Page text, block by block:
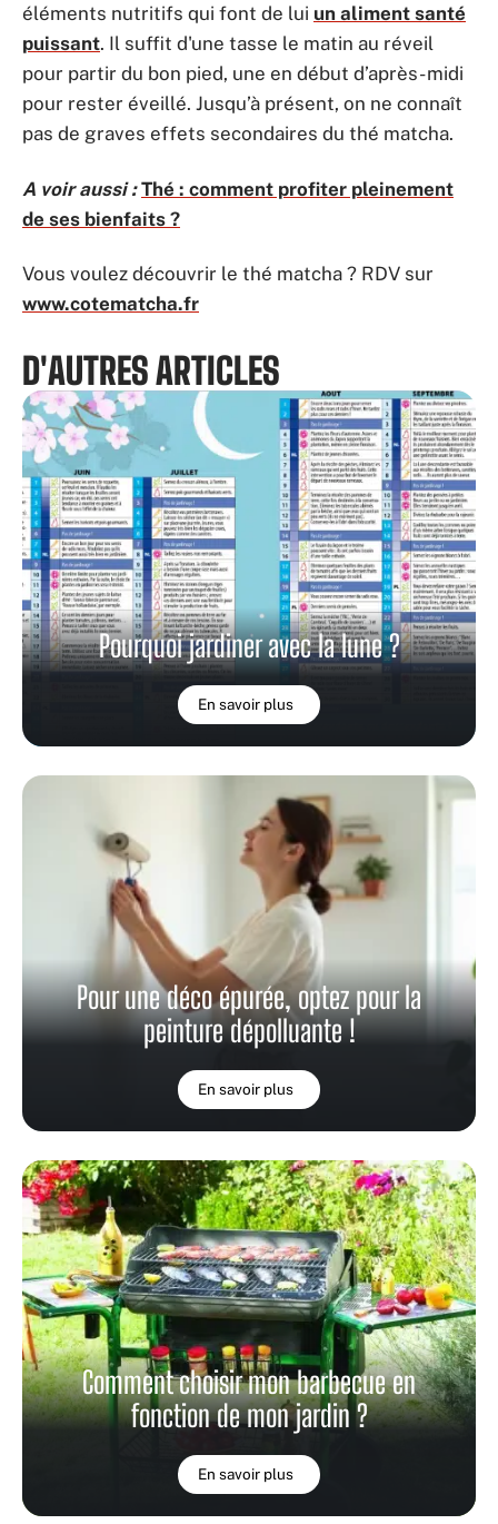
éléments nutritifs qui font de lui un aliment santé
puissant. Il suffit d'une tasse le matin au réveil
pour partir du bon pied, une en début d’après- midi
pour rester éveillé. Jusqu’à présent, on ne connaît
pas de graves effets secondaires du thé matcha.
A voir aussi : Thé : comment profiter pleinement
de ses bienfaits ?
Vous voulez découvrir le thé matcha ? RDV sur
www.cotematcha.fr
D'AUTRES ARTICLES
Pourquoi jardiner avec la lune ?
En savoir plus
Pour une déco épurée, optez pour la
peinture dépolluante !
En savoir plus
Comment choisir mon barbecue en
fonction de mon jardin ?
En savoir plus